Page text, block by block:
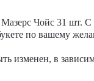
Чойс 31 шт. С
по вашему
изменен, в